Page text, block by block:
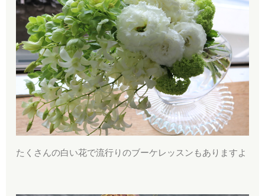
たくさんの白い花で流行りのブーケレッスンもありますよ